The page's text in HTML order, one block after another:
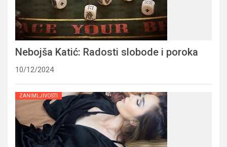
Nebojša Katić: Radosti slobode i poroka
10/12/2024
ZANIMLJIVOSTI